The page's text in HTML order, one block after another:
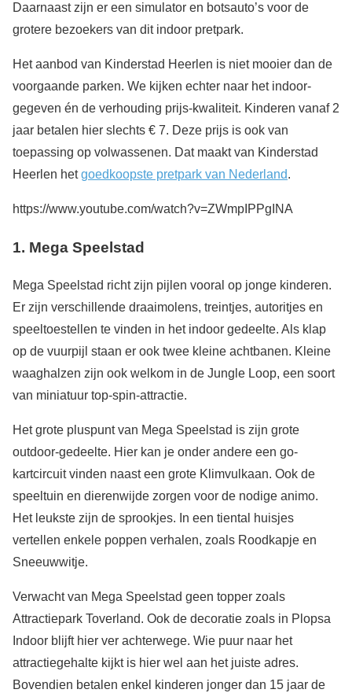
Daarnaast zijn er een simulator en botsauto’s voor de
grotere bezoekers van dit indoor pretpark.
Het aanbod van Kinderstad Heerlen is niet mooier dan de
voorgaande parken. We kijken echter naar het indoor-
gegeven én de verhouding prijs-kwaliteit. Kinderen vanaf 2
jaar betalen hier slechts € 7. Deze prijs is ook van
toepassing op volwassenen. Dat maakt van Kinderstad
Heerlen hetgoedkoopste pretpark van Nederland.
https://www.youtube.com/watch?v=ZWmpIPPgINA
1. Mega Speelstad
Mega Speelstad richt zijn pijlen vooral op jonge kinderen.
Er zijn verschillende draaimolens, treintjes, autoritjes en
speeltoestellen te vinden in het indoor gedeelte. Als klap
op de vuurpijl staan er ook twee kleine achtbanen. Kleine
waaghalzen zijn ook welkom in de Jungle Loop, een soort
van miniatuur top-spin-attractie.
Het grote pluspunt van Mega Speelstad is zijn grote
outdoor-gedeelte. Hier kan je onder andere een go-
kartcircuit vinden naast een grote Klimvulkaan. Ook de
speeltuin en dierenwijde zorgen voor de nodige animo.
Het leukste zijn de sprookjes. In een tiental huisjes
vertellen enkele poppen verhalen, zoals Roodkapje en
Sneeuwwitje.
Verwacht van Mega Speelstad geen topper zoals
Attractiepark Toverland. Ook de decoratie zoals in Plopsa
Indoor blijft hier ver achterwege. Wie puur naar het
attractiegehalte kijkt is hier wel aan het juiste adres.
Bovendien betalen enkel kinderen jonger dan 15 jaar de